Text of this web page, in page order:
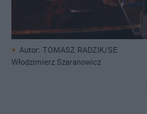
Autor: TOMASZ RADZIK/SE
Włodzimierz Szaranowicz